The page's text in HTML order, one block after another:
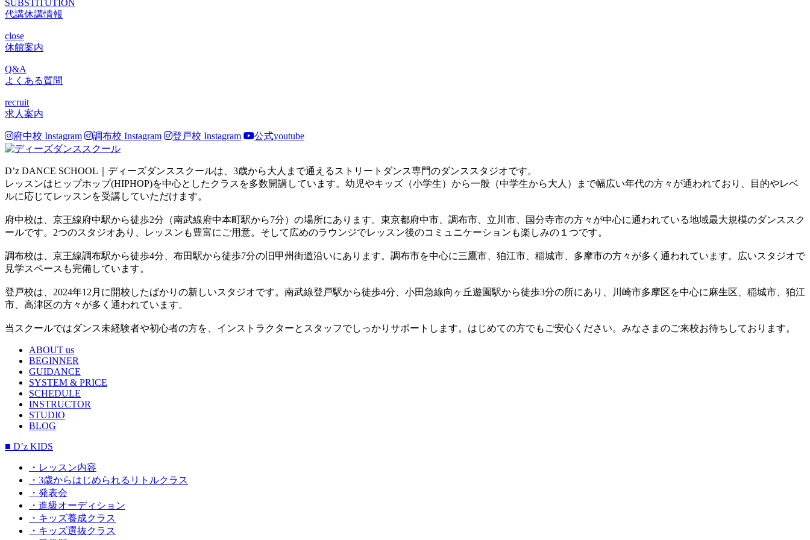
SUBSTITUTION
代講休講情報
close
休館案内
Q&A
よくある質問
recruit
求人案内
府中校 Instagram 調布校 Instagram 登戸校 Instagram 公式youtube
D’z DANCE SCHOOL｜ディーズダンススクールは、3歳から大人まで通えるストリートダンス専門のダンススタジオです。
レッスンはヒップホップ(HIPHOP)を中心としたクラスを多数開講しています。幼児やキッズ（小学生）から一般（中学生から大人）まで幅広い年代の方々が通われており、目的やレベ
ルに応じてレッスンを受講していただけます。
府中校は、京王線府中駅から徒歩2分（南武線府中本町駅から7分）の場所にあります。東京都府中市、調布市、立川市、国分寺市の方々が中心に通われている地域最大規模のダンススク
ールです。2つのスタジオあり、レッスンも豊富にご用意。そして広めのラウンジでレッスン後のコミュニケーションも楽しみの１つです。
調布校は、京王線調布駅から徒歩4分、布田駅から徒歩7分の旧甲州街道沿いにあります。調布市を中心に三鷹市、狛江市、稲城市、多摩市の方々が多く通われています。広いスタジオで
見学スペースも完備しています。
登戸校は、2024年12月に開校したばかりの新しいスタジオです。南武線登戸駅から徒歩4分、小田急線向ヶ丘遊園駅から徒歩3分の所にあり、川崎市多摩区を中心に麻生区、稲城市、狛江
市、高津区の方々が多く通われています。
当スクールではダンス未経験者や初心者の方を、インストラクターとスタッフでしっかりサポートします。はじめての方でもご安心ください。みなさまのご来校お待ちしております。
ABOUT us
BEGINNER
GUIDANCE
SYSTEM & PRICE
SCHEDULE
INSTRUCTOR
STUDIO
BLOG
■ D’z KIDS
・レッスン内容
・3歳からはじめられるリトルクラス
・発表会
・進級オーディション
・キッズ養成クラス
・キッズ選抜クラス